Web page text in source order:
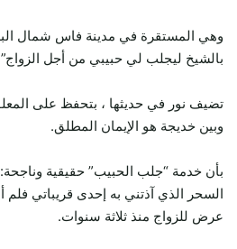
وهي المستقرة في مدينة فاس شمال
بالشيخ ليجلب لي حبيبي من أجل
تضيف نور في حديثها ، بتحفظ على
وبين خديجة هو الإيمان المطلق.
بأن خدمة “جلب الحبيب” حقيقية
السحر الذي آذتني به إحدى قريباتي
عرض للزواج منذ ثلاثة سنوات.